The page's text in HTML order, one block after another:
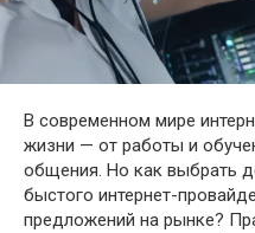
В современном мире
жизни — от работы и
общения. Но как выбрать
быстого интернет-
предложений на рынке?